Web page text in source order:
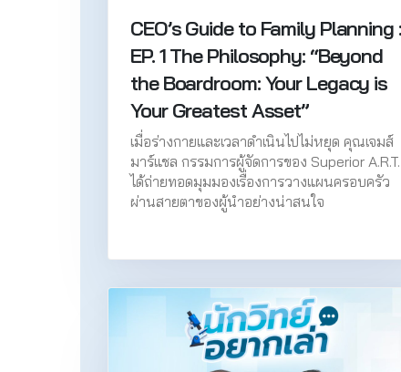
CEO’s Guide to Family Planning :
EP. 1 The Philosophy: “Beyond
the Boardroom: Your Legacy is
Your Greatest Asset”
เมื่อร่างกายและเวลาดำเนินไปไม่หยุด คุณเจมส์
มาร์แชล กรรมการผู้จัดการของ Superior A.R.T.
ได้ถ่ายทอดมุมมองเรื่องการวางแผนครอบครัว
ผ่านสายตาของผู้นำอย่างน่าสนใจ